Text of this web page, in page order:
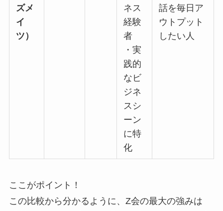
ズメ
イ
ツ）
ネス
経験
者
・実
践的
なビ
ジネ
スシ
ーン
に特
化
話を毎日ア
ウトプット
したい人
ここがポイント！
この比較から分かるように、Z会の最大の強みは